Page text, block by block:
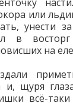
или
унести
в
на
щуря
всё-